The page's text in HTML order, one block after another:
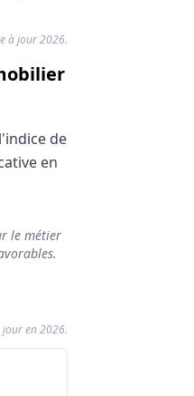
à jour 2026.
de
en
le métier
jour en 2026.
métier Chargé /